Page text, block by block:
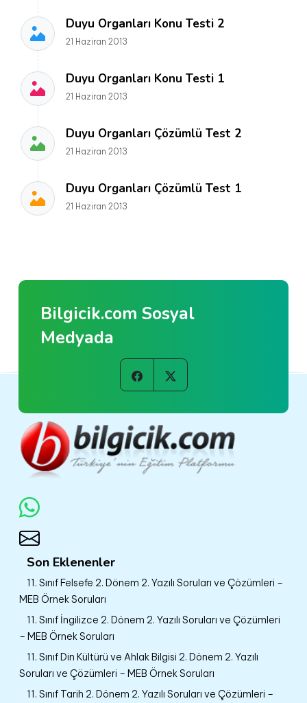
Duyu Organları Konu Testi 2
21 Haziran 2013
Duyu Organları Konu Testi 1
21 Haziran 2013
Duyu Organları Çözümlü Test 2
21 Haziran 2013
Duyu Organları Çözümlü Test 1
21 Haziran 2013
Bilgicik.com Sosyal
Medyada
Son Eklenenler
11. Sınıf Felsefe 2. Dönem 2. Yazılı Soruları ve Çözümleri –
MEB Örnek Soruları
11. Sınıf İngilizce 2. Dönem 2. Yazılı Soruları ve Çözümleri
– MEB Örnek Soruları
11. Sınıf Din Kültürü ve Ahlak Bilgisi 2. Dönem 2. Yazılı
Soruları ve Çözümleri – MEB Örnek Soruları
11. Sınıf Tarih 2. Dönem 2. Yazılı Soruları ve Çözümleri –